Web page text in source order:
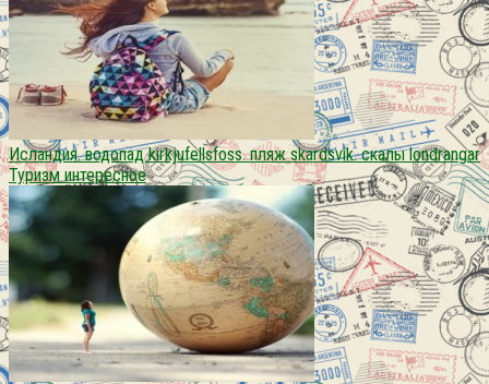
Исландия. водопад kirkjufellsfoss. пляж skardsvik. cкалы londrangar
Туризм интересное